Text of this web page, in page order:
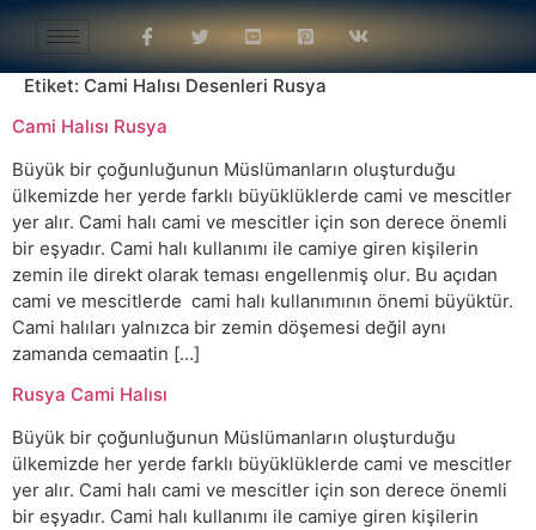
Etiket: Cami Halısı Desenleri Rusya
Cami Halısı Rusya
Büyük bir çoğunluğunun Müslümanların oluşturduğu
ülkemizde her yerde farklı büyüklüklerde cami ve mescitler
yer alır. Cami halı cami ve mescitler için son derece önemli
bir eşyadır. Cami halı kullanımı ile camiye giren kişilerin
zemin ile direkt olarak teması engellenmiş olur. Bu açıdan
cami ve mescitlerde cami halı kullanımının önemi büyüktür.
Cami halıları yalnızca bir zemin döşemesi değil aynı
zamanda cemaatin […]
Rusya Cami Halısı
Büyük bir çoğunluğunun Müslümanların oluşturduğu
ülkemizde her yerde farklı büyüklüklerde cami ve mescitler
yer alır. Cami halı cami ve mescitler için son derece önemli
bir eşyadır. Cami halı kullanımı ile camiye giren kişilerin